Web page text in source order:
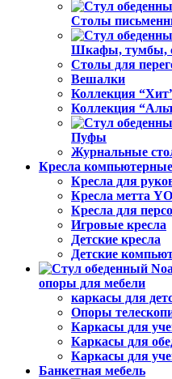
Столы
Шкафы, тумбы,
Столы для
Вешалки
Коллекция
Коллекция
Пуфы
Журнальные
Кресла компьютерные
Кресла для
Кресла метта
Кресла для
Игровые кресла
Детские кресла
Детские
опоры для мебели
каркасы для
Опоры
Каркасы для
Каркасы для
Каркасы для
Банкетная мебель